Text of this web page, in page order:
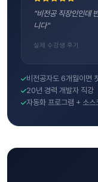
"비전공 직장인인데
니다"
실제 수강생 후기
비전공자도 6개월이면
20년 경력 개발자 직강
자동화 프로그램 + 소스